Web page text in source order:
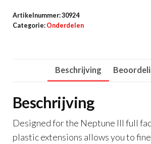
-
Artikelnummer:30924
Categorie: Onderdelen
Beschrijving
Beschrijving
Designed for the Neptune III full
plastic extensions allows you to